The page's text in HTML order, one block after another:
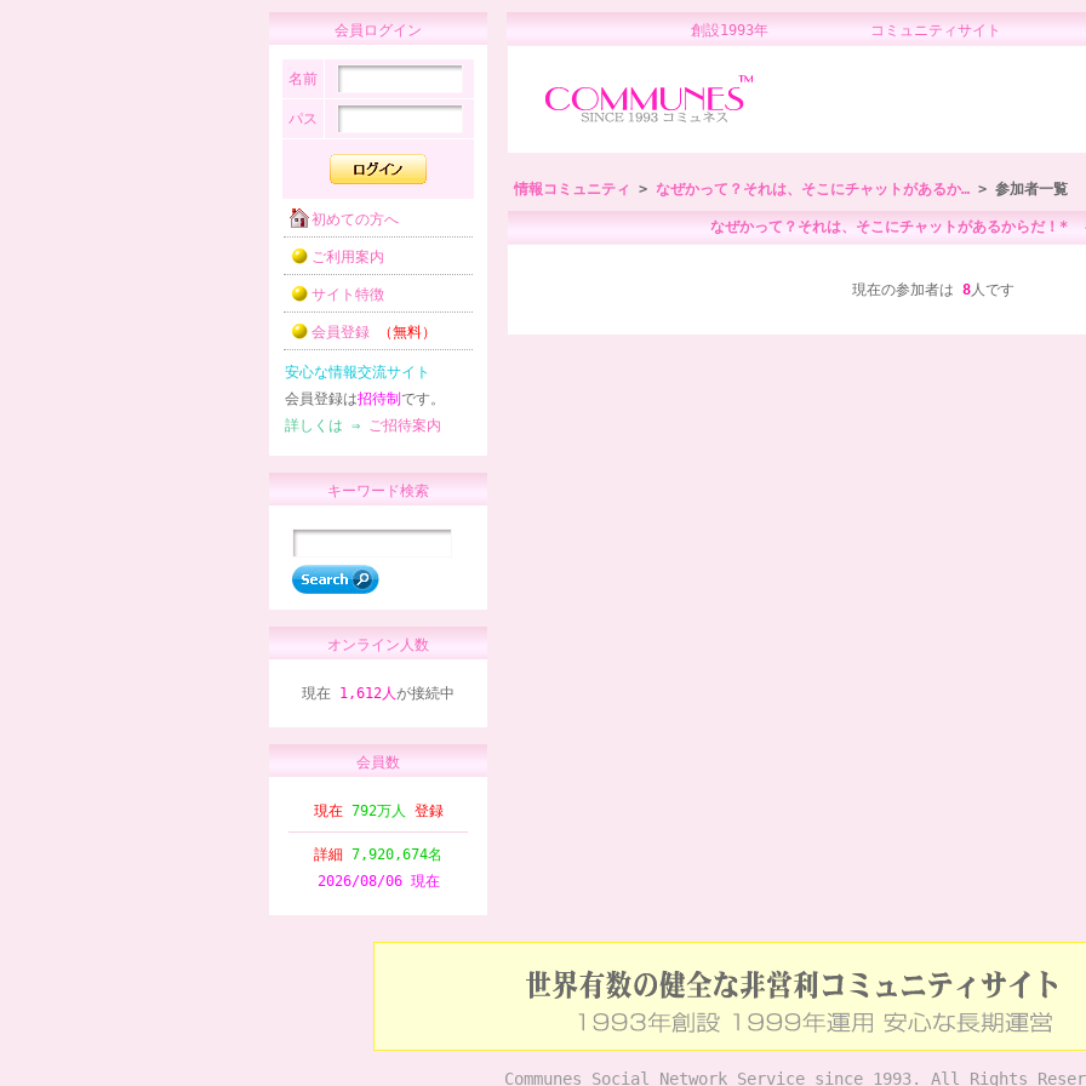
会員ログイン
名前
パス
初めての方へ
ご利用案内
サイト特徴
会員登録 （無料）
安心な情報交流サイト
会員登録は招待制 です。
詳しくは ⇒ ご招待案内
キーワード検索
オンライン人数
現在 1,612人が接続中
会員数
現在 792万人 登録
詳細 7,920,674名
2026/08/06 現在
創設1993年 コミュニティサイト 交
情報コミュニティ > なぜかって？それは、そこにチャットがあるか… > 参加者一覧
なぜかって？それは、そこにチャットがあるからだ！*
現在の参加者は 8人です
Communes Social Network Service since 1993. All Rights